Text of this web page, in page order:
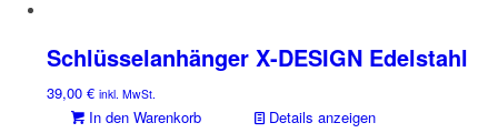
Schlüsselanhänger X-DESIGN Edelstahl
39,00€ inkl. MwSt.
In den Warenkorb Details anzeigen